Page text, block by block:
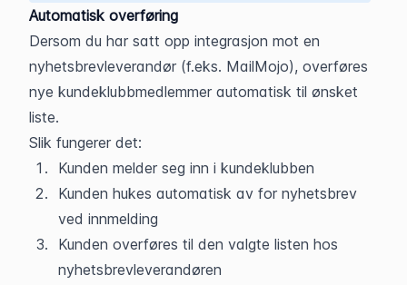
Automatisk overføring
Dersom du har satt opp integrasjon mot en
nyhetsbrevleverandør (f.eks. MailMojo), overføres
nye kundeklubbmedlemmer automatisk til ønsket
liste.
Slik fungerer det:
Kunden melder seg inn i kundeklubben
Kunden hukes automatisk av for nyhetsbrev
ved innmelding
Kunden overføres til den valgte listen hos
nyhetsbrevleverandøren